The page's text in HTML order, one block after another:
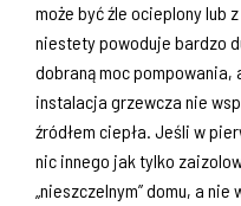
może być źle ocieplony lub
niestety powoduje bardzo
dobraną moc
instalacja grzewcza nie
źródłem ciepła. Jeśli w
nic innego jak tylko
„nieszczelnym” domu, a